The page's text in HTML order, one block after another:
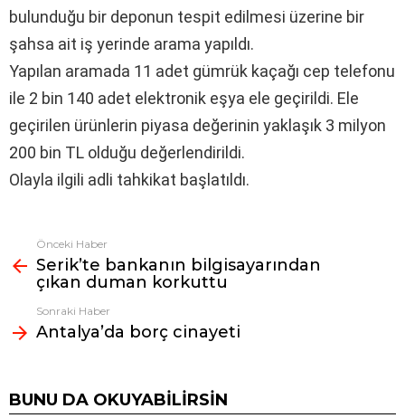
bulunduğu bir deponun tespit edilmesi üzerine bir
şahsa ait iş yerinde arama yapıldı.
Yapılan aramada 11 adet gümrük kaçağı cep telefonu
ile 2 bin 140 adet elektronik eşya ele geçirildi. Ele
geçirilen ürünlerin piyasa değerinin yaklaşık 3 milyon
200 bin TL olduğu değerlendirildi.
Olayla ilgili adli tahkikat başlatıldı.
Fazlasına
bak
Önceki Haber
Serik’te bankanın bilgisayarından
çıkan duman korkuttu
Sonraki Haber
Antalya’da borç cinayeti
BUNU DA OKUYABILIRSIN